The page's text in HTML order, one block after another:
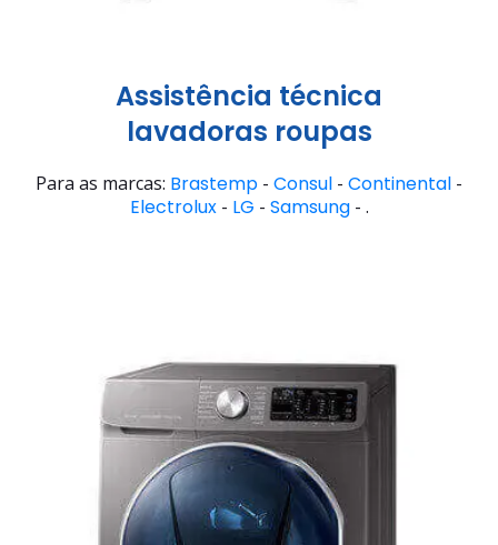
Assistência técnica
lavadoras roupas
Para as marcas: Brastemp - Consul - Continental -
Electrolux- LG - Samsung- .